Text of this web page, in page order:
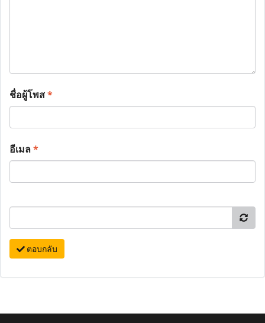
ชื่อผู้โพส*
อีเมล*
ตอบกลับ